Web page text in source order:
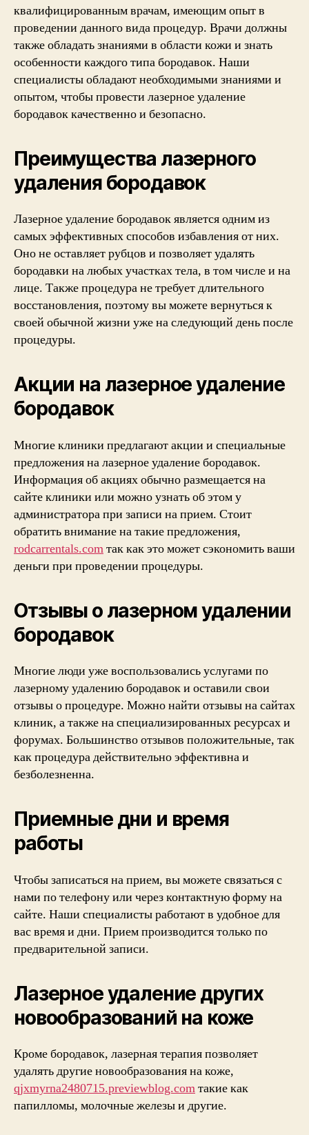
квалифицированным врачам, имеющим опыт в
проведении данного вида процедур. Врачи должны
также обладать знаниями в области кожи и знать
особенности каждого типа бородавок. Наши
специалисты обладают необходимыми знаниями и
опытом, чтобы провести лазерное удаление
бородавок качественно и безопасно.
Преимущества лазерного
удаления бородавок
Лазерное удаление бородавок является одним из
самых эффективных способов избавления от них.
Оно не оставляет рубцов и позволяет удалять
бородавки на любых участках тела, в том числе и на
лице. Также процедура не требует длительного
восстановления, поэтому вы можете вернуться к
своей обычной жизни уже на следующий день после
процедуры.
Акции на лазерное удаление
бородавок
Многие клиники предлагают акции и специальные
предложения на лазерное удаление бородавок.
Информация об акциях обычно размещается на
сайте клиники или можно узнать об этом у
администратора при записи на прием. Стоит
обратить внимание на такие предложения,
rodcarrentals.comтак как это может сэкономить ваши
деньги при проведении процедуры.
Отзывы о лазерном удалении
бородавок
Многие люди уже воспользовались услугами по
лазерному удалению бородавок и оставили свои
отзывы о процедуре. Можно найти отзывы на сайтах
клиник, а также на специализированных ресурсах и
форумах. Большинство отзывов положительные, так
как процедура действительно эффективна и
безболезненна.
Приемные дни и время
работы
Чтобы записаться на прием, вы можете связаться с
нами по телефону или через контактную форму на
сайте. Наши специалисты работают в удобное для
вас время и дни. Прием производится только по
предварительной записи.
Лазерное удаление других
новообразований на коже
Кроме бородавок, лазерная терапия позволяет
удалять другие новообразования на коже,
qjxmyrna2480715.previewblog.comтакие как
папилломы, молочные железы и другие.